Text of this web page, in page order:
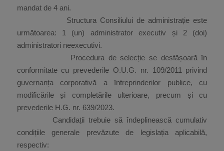
mandat de 4 ani.
Structura Consiliului de administrație este
următoarea: 1 (un) administrator executiv și 2 (doi)
administratori neexecutivi.
Procedura de selecție se desfășoară în
conformitate cu prevederile O.U.G. nr. 109/2011 privind
guvernanța corporativă a întreprinderilor publice, cu
modificările și completările ulterioare, precum și cu
prevederile H.G. nr. 639/2023.
Candidații trebuie să îndeplinească cumulativ
condițiile generale prevăzute de legislația aplicabilă,
respectiv: